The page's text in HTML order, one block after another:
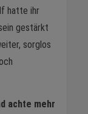
hatte ihr
gestärkt
sorglos
achte mehr